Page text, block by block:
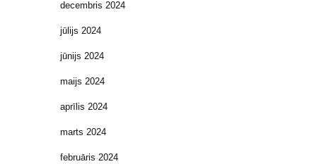
decembris 2024
jūlijs 2024
jūnijs 2024
maijs 2024
aprīlis 2024
marts 2024
februāris 2024